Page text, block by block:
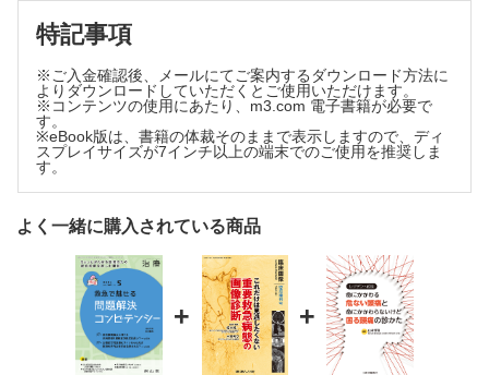
特記事項
※ご入金確認後、メールにてご案内するダウンロード方法に
よりダウンロードしていただくとご使用いただけます。
※コンテンツの使用にあたり、m3.com 電子書籍が必要で
す。
※eBook版は、書籍の体裁そのままで表示しますので、ディ
スプレイサイズが7インチ以上の端末でのご使用を推奨しま
す。
よく一緒に購入されている商品
+ +